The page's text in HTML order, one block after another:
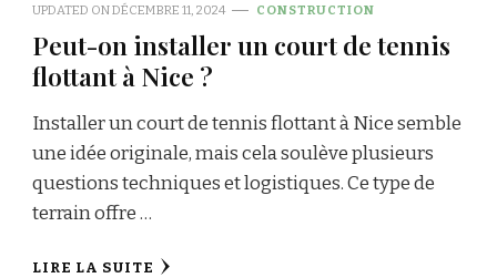
UPDATED ONDÉCEMBRE 11, 2024 CONSTRUCTION
Peut-on installer un court de tennis
flottant à Nice ?
Installer un court de tennis flottant à Nice semble
une idée originale, mais cela soulève plusieurs
questions techniques et logistiques. Ce type de
terrain offre …
LIRE LA SUITE